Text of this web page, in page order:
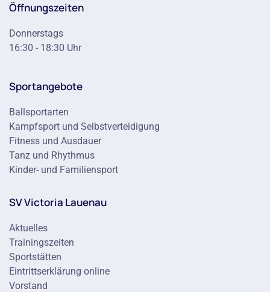
Öffnungszeiten
Donnerstags
16:30 - 18:30 Uhr
Sportangebote
Ballsportarten
Kampfsport und Selbstverteidigung
Fitness und Ausdauer
Tanz und Rhythmus
Kinder- und Familiensport
SV Victoria Lauenau
Aktuelles
Trainingszeiten
Sportstätten
Eintrittserklärung online
Vorstand